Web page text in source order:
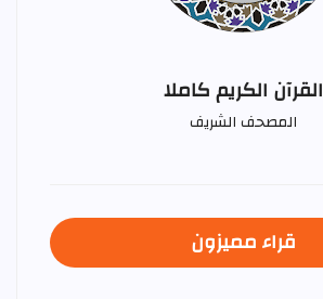
القرآن الكريم كاملا
المصحف الشريف
قراء مميزون